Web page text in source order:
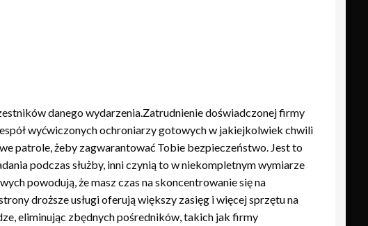
danego wydarzenia.Zatrudnienie doświadczonej firmy
wyćwiczonych ochroniarzy gotowych w jakiejkolwiek chwili
patrole, żeby zagwarantować Tobie bezpieczeństwo. Jest to
podczas służby, inni czynią to w niekompletnym wymiarze
powodują, że masz czas na skoncentrowanie się na
droższe usługi oferują większy zasięg i więcej sprzętu na
eliminując zbędnych pośredników, takich jak firmy